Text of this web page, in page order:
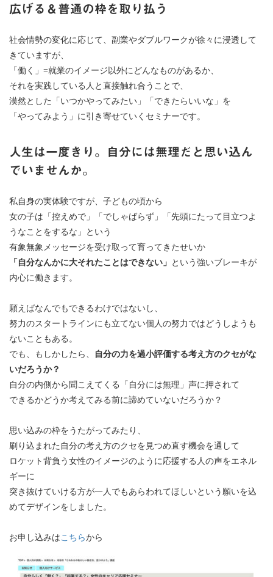
広げる＆普通の枠を取り払う
社会情勢の変化に応じて、副業やダブルワークが徐々に浸透して
きていますが、
「働く」=就業のイメージ以外にどんなものがあるか、
それを実践している人と直接触れ合うことで、
漠然とした「いつかやってみたい」「できたらいいな」を
「やってみよう」に引き寄せていくセミナーです。
人生は一度きり 。
自分には無理だと思い込ん
でいませんか。
私自身の実体験ですが、子どもの頃から
女の子は「控えめで」「でしゃばらず」「先頭にたって目立つよ
うなことをするな」という
有象無象メッセージを受け取って育ってきたせいか
「自分なんかに大それたことはできない」 という強いブレーキが
内心に働きます。
願えばなんでもできるわけではないし、
努力のスタートラインにも立てない個人の努力ではどうしようも
ないこともある。
でも、もしかしたら、
自分の力を過小評価する考え方のクセがな
いだろうか？
自分の内側から聞こえてくる「自分には無理」声に押されて
できるかどうか考えてみる前に諦めていないだろうか？
思い込みの枠をうたがってみたり、
刷り込まれた自分の考え方のクセを見つめ直す機会を通して
ロケット背負う女性のイメージのように応援する人の声をエネル
ギーに
突き抜けていける方が一人でもあらわれてほしいという願いを込
めてデザインをしました。
お申し込みはこちらから